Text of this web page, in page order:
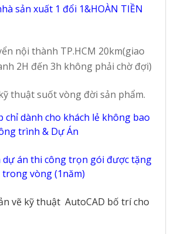
sản xuất 1 đổi 1&HOÀN TIỀN
nội thành TP.HCM 20km(giao
2H đến 3h không phải chờ đợi)
thuật suốt vòng đời sản phẩm.
chỉ dành cho khách lẻ không bao
trình & Dự Án
dự án thi công trọn gói được tặng
vòng (1năm)
vẽ kỹ thuật AutoCAD bố trí cho